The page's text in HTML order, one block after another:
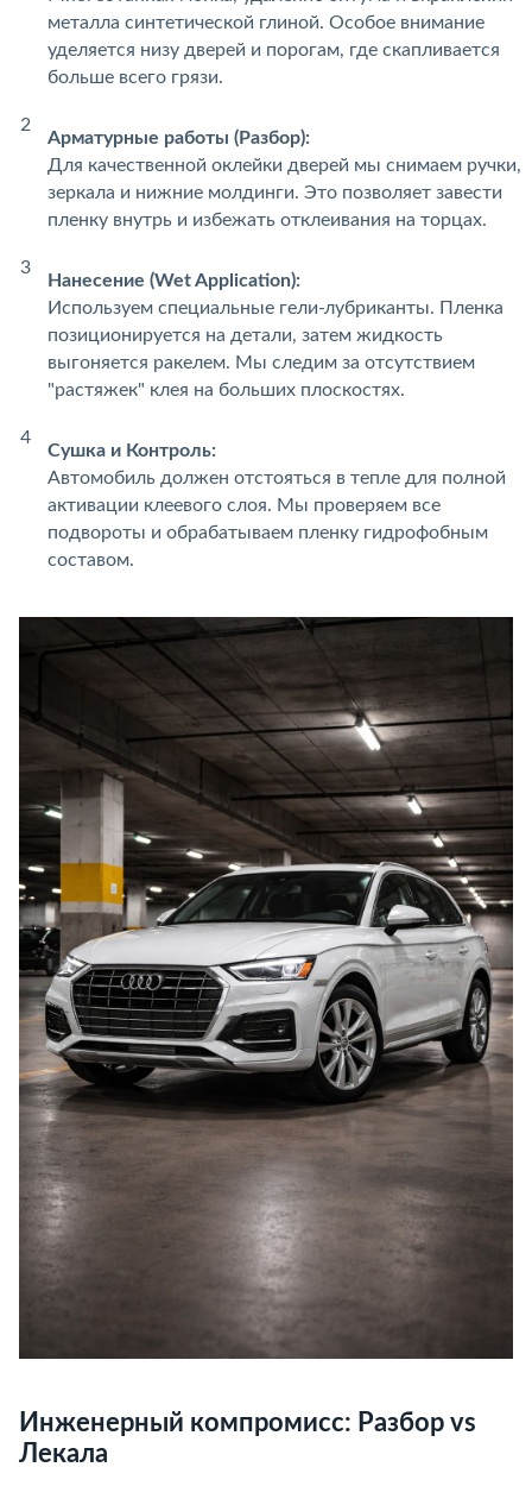
металла синтетической глиной. Особое внимание
уделяется низу дверей и порогам, где скапливается
больше всего грязи.
Арматурные работы (Разбор):
Для качественной оклейки дверей мы снимаем ручки,
зеркала и нижние молдинги. Это позволяет завести
пленку внутрь и избежать отклеивания на торцах.
Нанесение (Wet Application):
Используем специальные гели-лубриканты. Пленка
позиционируется на детали, затем жидкость
выгоняется ракелем. Мы следим за отсутствием
"растяжек" клея на больших плоскостях.
Сушка и Контроль:
Автомобиль должен отстояться в тепле для полной
активации клеевого слоя. Мы проверяем все
подвороты и обрабатываем пленку гидрофобным
составом.
Инженерный компромисс: Разбор vs
Лекала